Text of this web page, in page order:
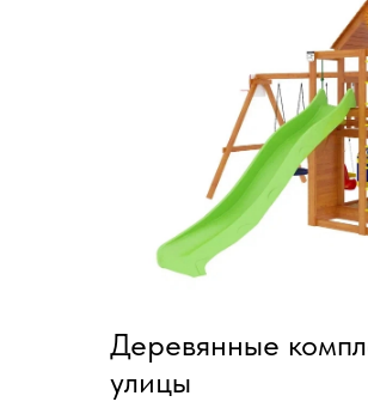
Деревянные
улицы